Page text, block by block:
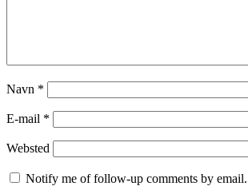
Navn *
E-mail *
Websted
Notify me of follow-up comments by email.